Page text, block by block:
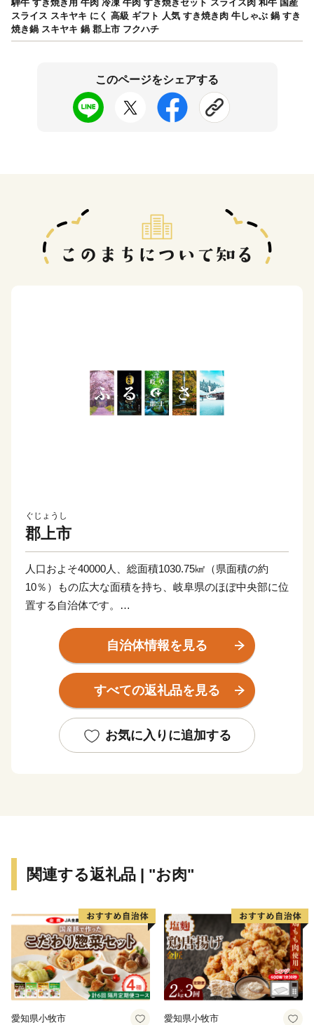
騨牛 すき焼き用 牛肉 冷凍 牛肉 すき焼きセット スライス肉 和牛 国産
スライス スキヤキ にく 高級 ギフト 人気 すき焼き肉 牛しゃぶ 鍋 すき
焼き鍋 スキヤキ 鍋 郡上市 フクハチ
このページをシェアする
ぐじょうし
郡上市
人口およそ40000人、総面積1030.75㎢（県面積の約
10％）もの広大な面積を持ち、岐阜県のほぼ中央部に位
置する自治体です。
豊かな自然と調和した生活のもと、郡上鮎や明宝ハムな
どの美味しい食べ物、ラフティングやスキー、スノーボ
ードといったアウトドアスポーツ、郡上おどりや白鳥お
どりに代表される伝統文化を堪能することができます。
郡上八幡城を戴く水と踊りの城下町、八幡町。
る、明宝。
町。
個性豊かな七郷(ななさと)が、あなたをお待ちしていま
す。
まずは返礼品で郡上の魅力をお楽しみいただき、その上
自治体情報を見る
すべての返礼品を見る
お気に入りに追加する
関連する返礼品 | "お肉"
愛知県小牧市 愛知県小牧市